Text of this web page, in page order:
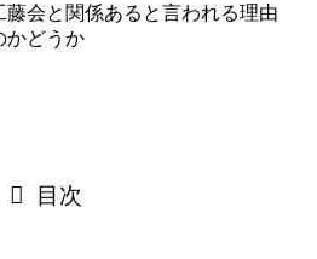
藤会と関係あると言われる理由
かどうか
目次